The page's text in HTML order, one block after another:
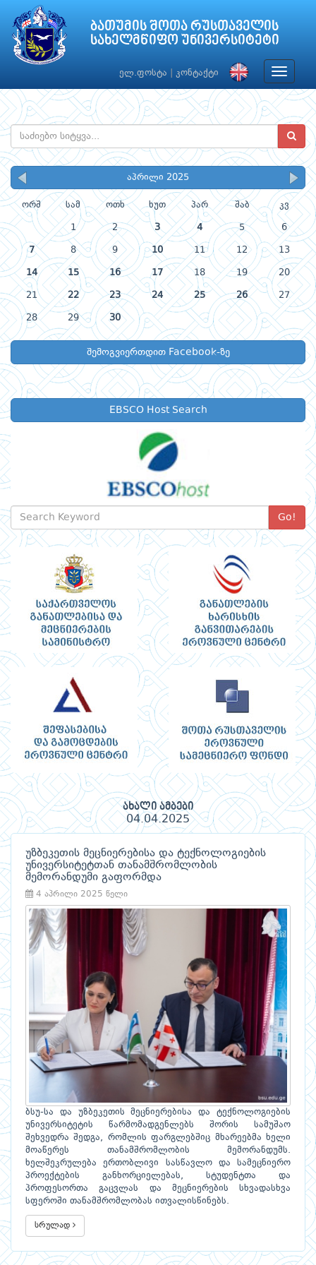
ბათუმის შოთა რუსთაველის
სახელმწიფო უნივერსიტეტი
ელ.ფოსტა კონტაქტი
Toggle
აპრილი 2025
ორშ სამ ოთხ ხუთ პარ შაბ კვ
1 2 3 4 5 6
7 8 9 10 11 12 13
14 15 16 17 18 19 20
21 22 23 24 25 26 27
28 29 30
შემოგვიერთდით Facebook-ზე
EBSCO Host Search
Go!
ახალი ამბები
04.04.2025
უზბეკეთის მეცნიერებისა და ტექნოლოგიების
უნივერსიტეტთან თანამშრომლობის
მემორანდუმი გაფორმდა
4 აპრილი 2025 წელი
ბსუ-სა და უზბეკეთის მეცნიერებისა და ტექნოლოგიების
უნივერსიტეტის წარმომადგენლებს შორის სამუშაო
შეხვედრა შედგა, რომლის ფარგლებშიც მხარეებმა ხელი
მოაწერეს თანამშრომლობის მემორანდუმს.
ხელშეკრულება ერთობლივი სასწავლო და სამეცნიერო
პროექტების განხორციელებას, სტუდენტთა და
პროფესორთა გაცვლას და მეცნიერების სხვადასხვა
სფეროში თანამშრომლობას ითვალისწინებს.
სრულად